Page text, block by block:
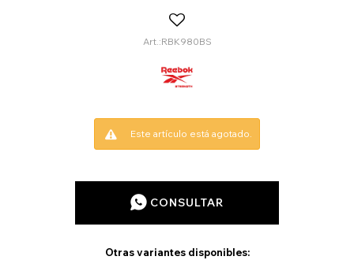
RBK980BS
Este artículo está agotado.
CONSULTAR
Otras variantes disponibles: